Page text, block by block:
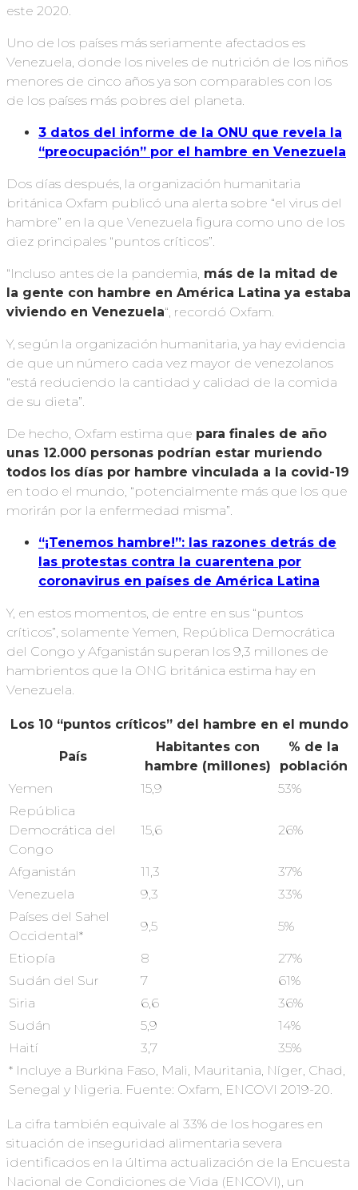
este 2020.
Uno de los países más seriamente afectados es
Venezuela, donde los niveles de nutrición de los niños
menores de cinco años ya son comparables con los
de los países más pobres del planeta.
3 datos del informe de la ONU que revela la
“preocupación” por el hambre en Venezuela
Dos días después, la organización humanitaria
británica Oxfam publicó una alerta sobre “el virus del
hambre” en la que Venezuela figura como uno de los
diez principales “puntos críticos”.
“Incluso antes de la pandemia, más de la mitad de
la gente con hambre en América Latina ya estaba
viviendo en Venezuela“, recordó Oxfam.
Y, según la organización humanitaria, ya hay evidencia
de que un número cada vez mayor de venezolanos
“está reduciendo la cantidad y calidad de la comida
de su dieta”.
De hecho, Oxfam estima que para finales de año
unas 12.000 personas podrían estar muriendo
todos los días por hambre vinculada a la covid-19
en todo el mundo, “potencialmente más que los que
morirán por la enfermedad misma”.
“¡Tenemos hambre!”: las razones detrás de
las protestas contra la cuarentena por
coronavirus en países de América Latina
Y, en estos momentos, de entre en sus “puntos
críticos”, solamente Yemen, República Democrática
del Congo y Afganistán superan los 9,3 millones de
hambrientos que la ONG británica estima hay en
Venezuela.
Los 10 “puntos críticos” del hambre en el mundo
País
Habitantes con
hambre (millones)
% de la
población
Yemen
15,9
53%
República
Democrática del
Congo
15,6 26%
Afganistán 11,3
37%
Venezuela
9,3
33%
Países del Sahel
Occidental*
9,5 5%
Etiopía 8
27%
Sudán del Sur
7
61%
Siria
6,6
36%
Sudán
5,9
14%
Haití
3,7
35%
* Incluye a Burkina Faso, Mali, Mauritania, Níger, Chad,
Senegal y Nigeria. Fuente: Oxfam, ENCOVI 2019-20.
La cifra también equivale al 33% de los hogares en
situación de inseguridad alimentaria severa
identificados en la última actualización de la Encuesta
Nacional de Condiciones de Vida (ENCOVI), un